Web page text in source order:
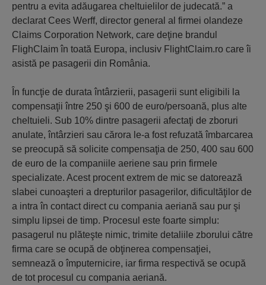
pentru a evita adăugarea cheltuielilor de judecată.” a
declarat Cees Werff, director general al firmei olandeze
Claims Corporation Network, care deţine brandul
FlighClaim în toată Europa, inclusiv FlightClaim.ro care îi
asistă pe pasagerii din România.
În funcţie de durata întârzierii, pasagerii sunt eligibili la
compensaţii între 250 şi 600 de euro/persoană, plus alte
cheltuieli. Sub 10% dintre pasagerii afectaţi de zboruri
anulate, întârzieri sau cărora le-a fost refuzată îmbarcarea
se preocupă să solicite compensaţia de 250, 400 sau 600
de euro de la companiile aeriene sau prin firmele
specializate. Acest procent extrem de mic se datorează
slabei cunoaşteri a drepturilor pasagerilor, dificultăţilor de
a intra în contact direct cu compania aeriană sau pur şi
simplu lipsei de timp. Procesul este foarte simplu:
pasagerul nu plăteşte nimic, trimite detaliile zborului către
firma care se ocupă de obţinerea compensaţiei,
semnează o împuternicire, iar firma respectivă se ocupă
de tot procesul cu compania aeriană.